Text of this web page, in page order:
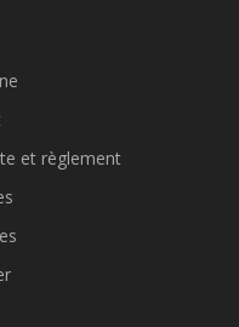
et règlement